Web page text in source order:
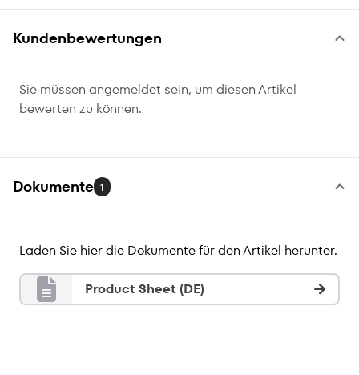
Kundenbewertungen
Sie müssen angemeldet sein, um diesen Artikel
bewerten zu können.
Dokumente 1
Laden Sie hier die Dokumente für den Artikel herunter.
Product Sheet (DE)